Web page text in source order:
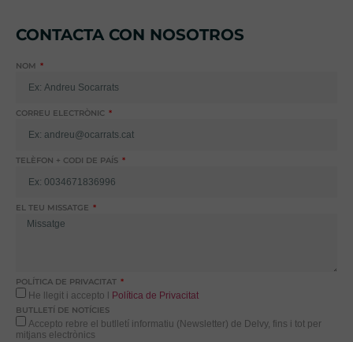
CONTACTA CON NOSOTROS
NOM
CORREU ELECTRÒNIC
TELÈFON + CODI DE PAÍS
EL TEU MISSATGE
POLÍTICA DE PRIVACITAT
He llegit i accepto l Política de Privacitat
BUTLLETÍ DE NOTÍCIES
Accepto rebre el butlletí informatiu (Newsletter) de Delvy, fins i tot per
mitjans electrònics